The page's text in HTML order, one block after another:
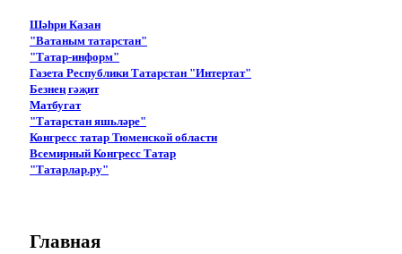
Шәһри Казан
"Ватаным татарстан"
"Татар-информ"
Газета Республики Татарстан "Интертат"
Безнең гәҗит
Матбугат
"Татарстан яшьләре"
Конгресс татар Тюменской области
Всемирный Конгресс Татар
"Татарлар.ру"
Главная